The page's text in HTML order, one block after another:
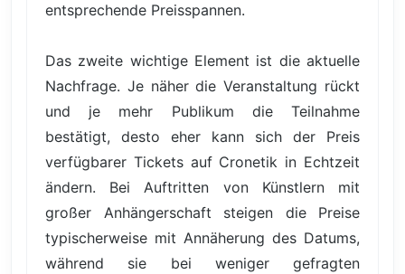
entsprechende Preisspannen.
Das zweite wichtige Element ist die aktuelle
Nachfrage. Je näher die Veranstaltung rückt
und je mehr Publikum die Teilnahme
bestätigt, desto eher kann sich der Preis
verfügbarer Tickets auf Cronetik in Echtzeit
ändern. Bei Auftritten von Künstlern mit
großer Anhängerschaft steigen die Preise
typischerweise mit Annäherung des Datums,
während sie bei weniger gefragten